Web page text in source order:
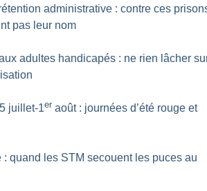
administrative : contre ces
pas leur nom
adultes handicapés : ne rien lâcher
juillet-1er août : journées d’été rouge et
: quand les STM secouent les puces au